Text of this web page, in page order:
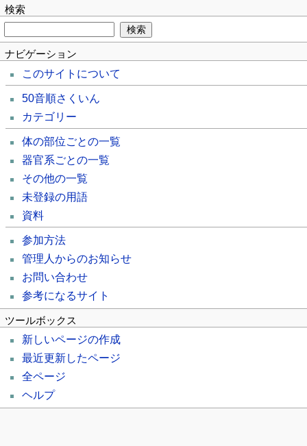
検索
ナビゲーション
このサイトについて
50音順さくいん
カテゴリー
体の部位ごとの一覧
器官系ごとの一覧
その他の一覧
未登録の用語
資料
参加方法
管理人からのお知らせ
お問い合わせ
参考になるサイト
ツールボックス
新しいページの作成
最近更新したページ
全ページ
ヘルプ